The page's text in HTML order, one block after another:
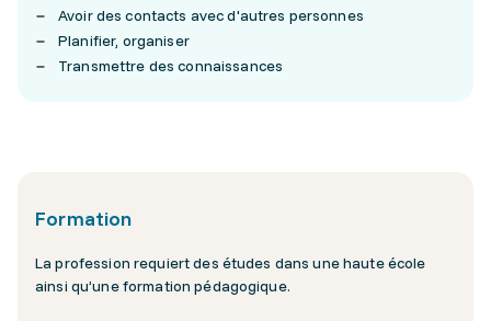
Avoir des contacts avec d'autres personnes
Planifier, organiser
Transmettre des connaissances
Formation
La profession requiert des études dans une haute école
ainsi qu’une formation pédagogique.